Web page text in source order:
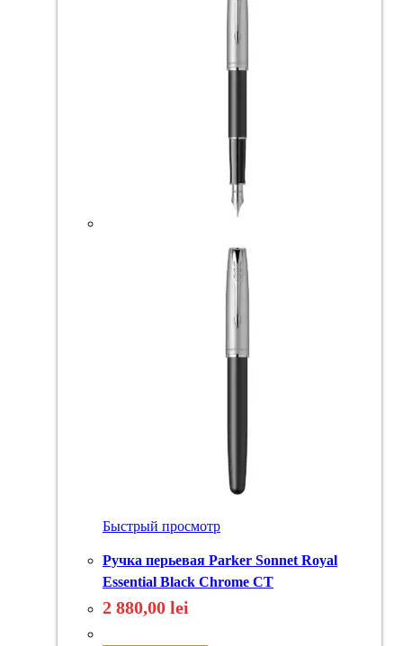
Быстрый просмотр
Ручка перьевая Parker Sonnet Royal
Essential Black Chrome CT
2 880,00 lei